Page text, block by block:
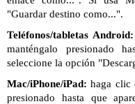
"Guardar destino como...".
Teléfonos/tabletas Android:
manténgalo presionado
seleccione la opción
Mac/iPhone/iPad: haga clic
presionado hasta que